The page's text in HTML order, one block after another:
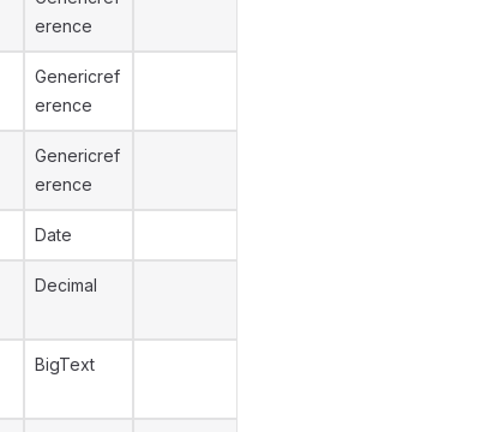
erence
Genericref
erence
Genericref
erence
Date
Decimal
BigText